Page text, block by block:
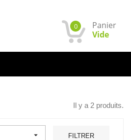
Panier
0
Vide
Il y a 2 produits.
 FILTRER